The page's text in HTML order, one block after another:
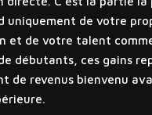
uniquement de votre
et de votre talent
débutants, ces gains
de revenus bienvenu